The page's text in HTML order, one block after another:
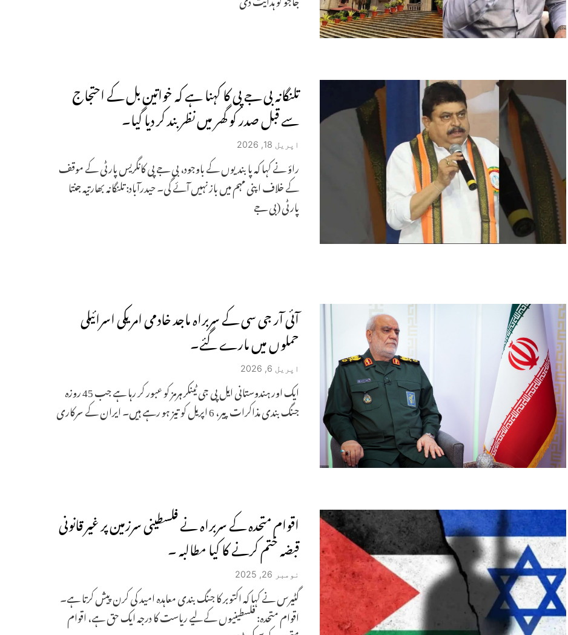
تلنگانہ بی جے پی کا کہنا ہے کہ خواتین بل کے احتجاج
سے قبل صدر کو گھر میں نظر بند کر دیا گیا۔
اپریل 18, 2026
راؤ نے کہا کہ پابندیوں کے باوجود، بی جے پی کانگریس پارٹی کے موقف
کے خلاف اپنی مہم میں باز نہیں آئے گی۔ حیدرآباد: تلنگانہ بھارتیہ جنتا
پارٹی (بی جے
آئی آر جی سی کے سربراہ ماجد خادمی امریکی اسرائیلی
حملوں میں مارے گئے۔
اپریل 6, 2026
ایک اور ہندوستانی ایل پی جی ٹینکر ہرمز کو عبور کر رہا ہے جب 45 روزہ
جنگ بندی مذاکرات پیر، 6 اپریل کو تیز ہو رہے ہیں۔ ایران کے سرکاری
اقوام متحدہ کے سربراہ نے فلسطینی سرزمین پر غیر قانونی
قبضہ ختم کرنے کا کیا مطالبہ ۔
نومبر 26, 2025
گٹیرس نے کہا کہ اکتوبر کا جنگ بندی معاہدہ امید کی کرن پیش کرتا ہے۔
اقوام متحدہ: فلسطینیوں کے لیے ریاست کا درجہ ایک حق ہے، اقوام